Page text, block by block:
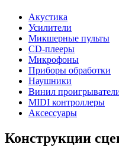
Акустика
Усилители
Микшерные пульты
CD-плееры
Микрофоны
Приборы обработки
Наушники
Винил
MIDI контроллеры
Аксессуары
Конструкции